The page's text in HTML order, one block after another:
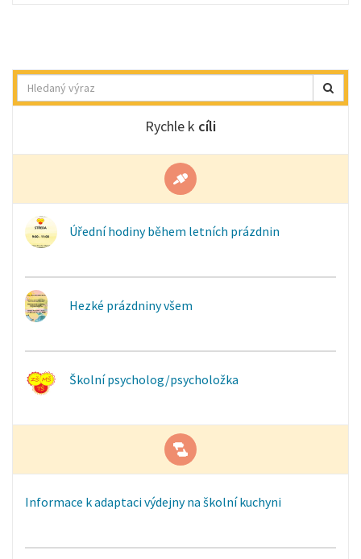
Hledat
Rychle k cíli
Úřední hodiny během letních prázdnin
Hezké prázdniny všem
Školní psycholog/psycholožka
Informace k adaptaci výdejny na školní kuchyni